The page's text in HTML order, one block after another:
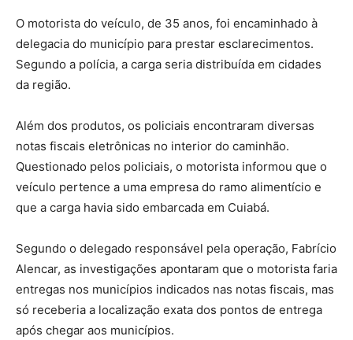
O motorista do veículo, de 35 anos, foi encaminhado à
delegacia do município para prestar esclarecimentos.
Segundo a polícia, a carga seria distribuída em cidades
da região.
Além dos produtos, os policiais encontraram diversas
notas fiscais eletrônicas no interior do caminhão.
Questionado pelos policiais, o motorista informou que o
veículo pertence a uma empresa do ramo alimentício e
que a carga havia sido embarcada em Cuiabá.
Segundo o delegado responsável pela operação, Fabrício
Alencar, as investigações apontaram que o motorista faria
entregas nos municípios indicados nas notas fiscais, mas
só receberia a localização exata dos pontos de entrega
após chegar aos municípios.